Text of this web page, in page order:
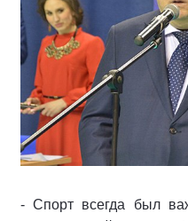
- Спорт всегда был